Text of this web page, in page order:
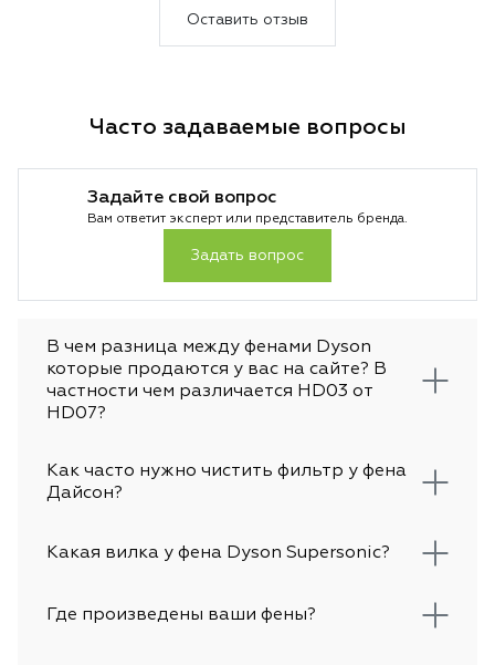
Оставить отзыв
Часто задаваемые вопросы
Задайте свой вопрос
Вам ответит эксперт или представитель бренда.
Задать вопрос
В чем разница между фенами Dyson
которые продаются у вас на сайте? В
частности чем различается HD03 от
HD07?
Как часто нужно чистить фильтр у фена
Дайсон?
Какая вилка у фена Dyson Supersonic?
Где произведены ваши фены?